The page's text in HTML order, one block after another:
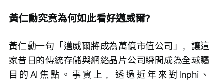
黃仁勳究竟為何如此看好邁威爾？
黃仁勳一句「邁威爾將成為萬億市值公司」，讓這
家昔日的傳統存儲與網絡晶片公司瞬間成為全球矚
目的AI焦點。事實上，透過近年來對Inphi、